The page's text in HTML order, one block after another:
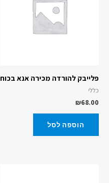
פלייבק להורדה מכירה אנא בכוח
כללי
₪68.00
הוספה לסל